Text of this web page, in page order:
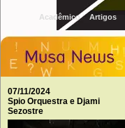
Acadêmico Artigos
07/11/2024
Spio Orquestra e Djami
Sezostre